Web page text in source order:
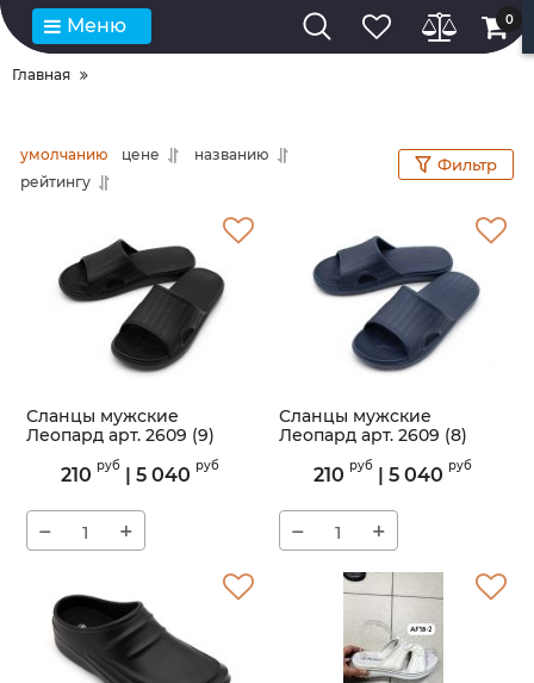
Меню 0
Главная
умолчанию цене
названию
рейтингу
Фильтр
Сланцы мужские
Леопард арт. 2609 (9)
2609
210 руб | 5 040 руб
− +
Сланцы мужские
Леопард арт. 2609 (8)
2609
210 руб | 5 040 руб
− +